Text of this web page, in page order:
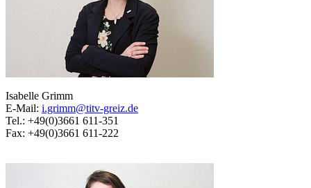
Isabelle Grimm
E-Mail: i.grimm@titv-greiz.de
Tel.: +49(0)3661 611-351
Fax: +49(0)3661 611-222